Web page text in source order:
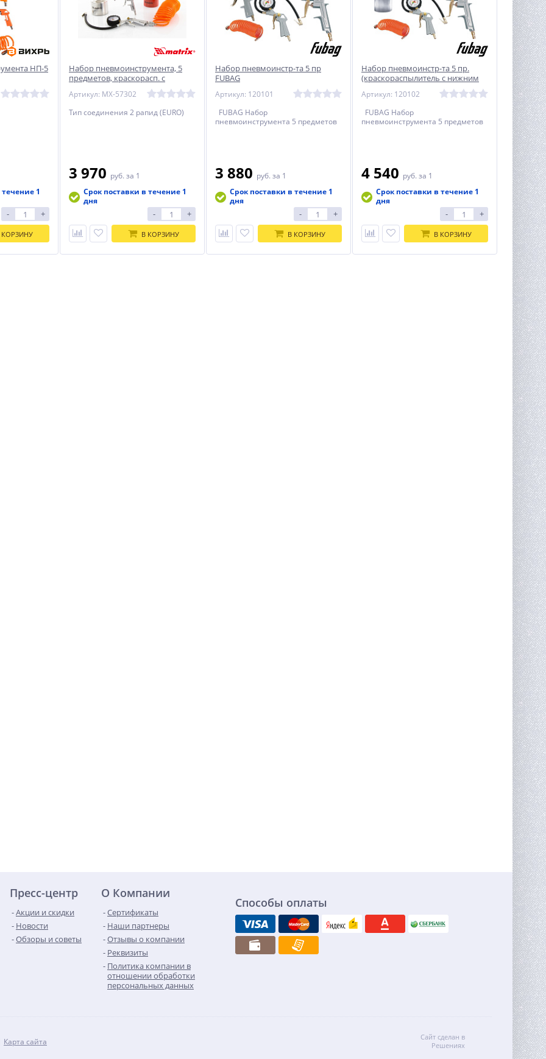
НП-5
1
- +
КОРЗИНУ
Набор пневмоинструмента, 5
предметов, краскорасп. с
нижним бачком Matrix
Артикул: MX-57302
Тип соединения 2 рапид (EURO)
3 970 руб. за 1
Срок поставки в течение 1
дня
- +
В КОРЗИНУ
Набор пневмоинстр-та 5 пр
FUBAG
Артикул: 120101
FUBAG Набор
пневмоинструмента 5 предметов
3 880 руб. за 1
Срок поставки в течение 1
дня
- +
В КОРЗИНУ
Набор пневмоинстр-та 5 пр.
(краскораспылитель с нижним
Артикул: 120102
FUBAG Набор
пневмоинструмента 5 предметов
4 540 руб. за 1
Срок поставки в течение 1
дня
- +
В КОРЗИНУ
Пресс-центр
Акции и скидки
Новости
Обзоры и советы
О Компании
Сертификаты
Наши партнеры
Отзывы о компании
Реквизиты
Политика компании в
отношении обработки
персональных данных
Способы оплаты
Карта сайта
Сайт сделан в
Решениях